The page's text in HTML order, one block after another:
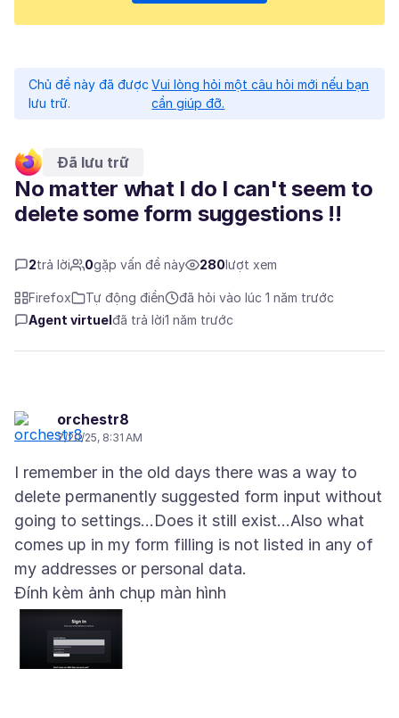
Chủ đề này đã được
lưu trữ.
Vui lòng hỏi một câu hỏi mới nếu bạn
cần giúp đỡ.
Đã lưu trữ
No matter what I do I can't seem to
delete some form suggestions !!
2trả lời 0gặp vấn đề này 280lượt xem
Firefox Tự động điền
đã hỏi vào lúc 1 năm trước
Agent virtuelđã trả lời1 năm trước
orchestr8
7/20/25, 8:31 AM
I remember in the old days there was a way to
delete permanently suggested form input without
going to settings...Does it still exist...Also what
comes up in my form filling is not listed in any of
Đính kèm ảnh chụp màn hình